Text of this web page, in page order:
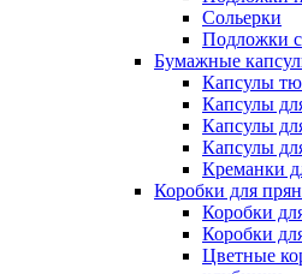
Сольерки
Подложки
Бумажные
Капсулы
Капсулы
Капсулы
Капсулы
Креманки
Коробки для
Коробки
Коробки
Цветные